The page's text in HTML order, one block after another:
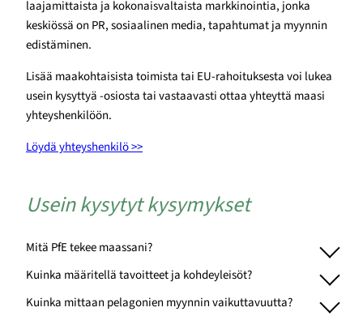
laajamittaista ja kokonaisvaltaista markkinointia, jonka
keskiössä on PR, sosiaalinen media, tapahtumat ja myynnin
edistäminen.
Lisää maakohtaisista toimista tai EU-rahoituksesta voi lukea
usein kysyttyä -osiosta tai vastaavasti ottaa yhteyttä maasi
yhteyshenkilöön.
Löydä yhteyshenkilö >>
Usein kysytyt kysymykset
Mitä PfE tekee maassani?
Kuinka määritellä tavoitteet ja kohdeyleisöt?
Kuinka mittaan pelagonien myynnin vaikuttavuutta?